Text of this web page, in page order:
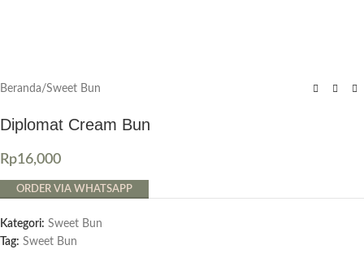
Beranda/Sweet Bun
Diplomat Cream Bun
Rp16,000
ORDER VIA WHATSAPP
Kategori: Sweet Bun
Tag: Sweet Bun